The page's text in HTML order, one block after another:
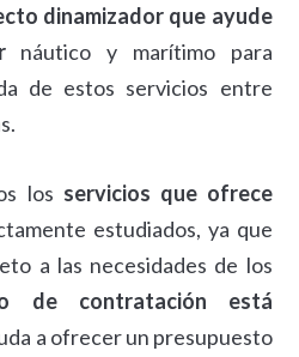
dinamizador que ayude
náutico y marítimo para
de estos servicios entre
los servicios que ofrece
estudiados, ya que
a las necesidades de los
de contratación está
a ofrecer un presupuesto